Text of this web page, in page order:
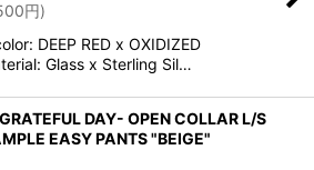
円)
DEEP RED x OXIDIZED
Glass x Sterling Sil…
DAY- OPEN COLLAR L/S
EASY PANTS "BEIGE"